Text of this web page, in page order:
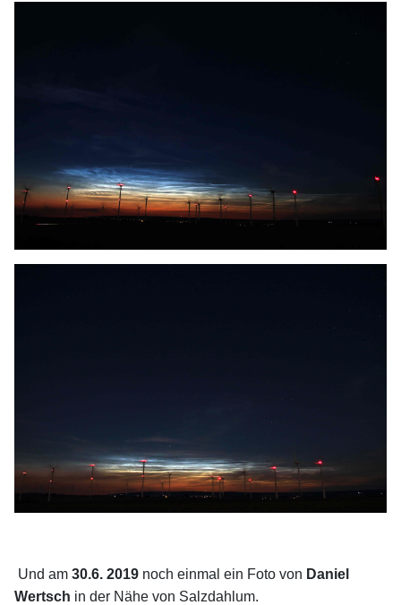
Und am 30.6. 2019 noch einmal ein Foto von Daniel
Wertsch in der Nähe von Salzdahlum.